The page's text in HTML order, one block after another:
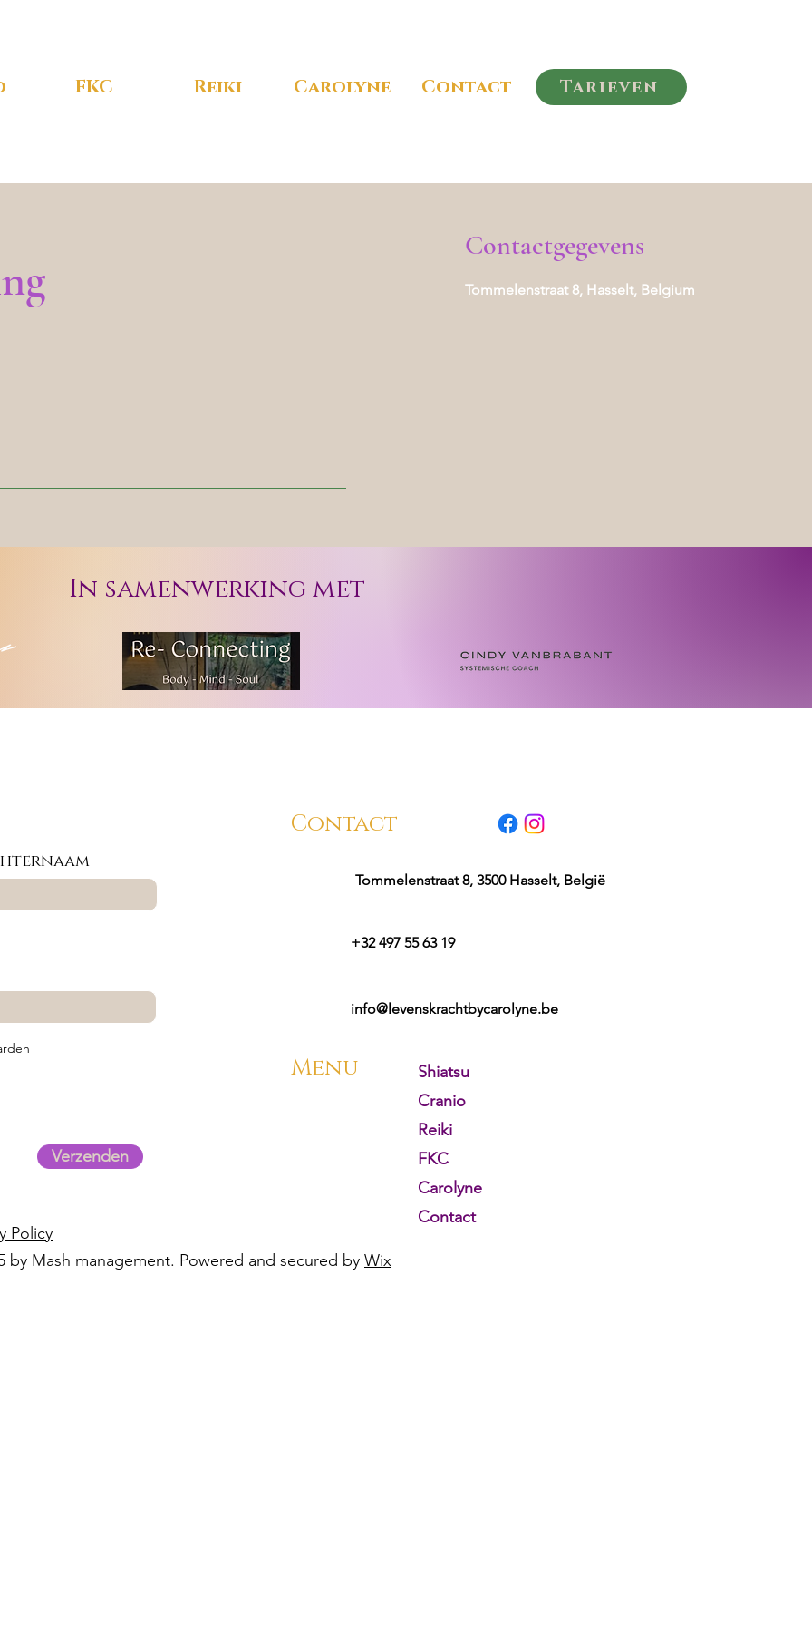
FKC Reiki Carolyne Contact Tarieven
Contactgegevens
Tommelenstraat 8, Hasselt, Belgium
In samenwerking met
Contact
Tommelenstraat 8, 3500 Hasselt, België
+32 497 55 63 19
info@levenskrachtbycarolyne.be
Menu
Shiatsu
Cranio
Reiki
FKC
Carolyne
Contact
by Mash management. Powered and secured by Wix
Verzenden
Policy